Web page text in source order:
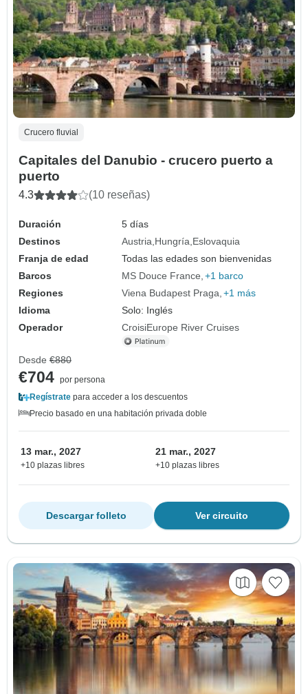
Crucero fluvial
Capitales del Danubio - crucero puerto a
puerto
4.3 (10 reseñas)
Duración
5 días
Destinos
Austria Hungría Eslovaquia
Franja de edad
Todas las edades son bienvenidas
Barcos
MS Douce France +1 barco
Regiones
Viena Budapest Praga +1 más
Idioma
Solo: Inglés
Operador
CroisiEurope River Cruises
Desde €880
€704 por persona
Regístrate para acceder a los descuentos
Precio basado en una habitación privada doble
13 mar., 2027
+10 plazas libres
21 mar., 2027
+10 plazas libres
Ver circuito
Descargar folleto